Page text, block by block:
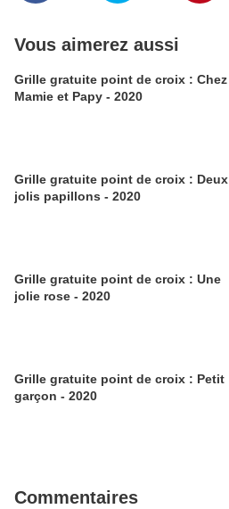
Vous aimerez aussi
Grille gratuite point de croix : Chez
Mamie et Papy - 2020
Grille gratuite point de croix : Deux
jolis papillons - 2020
Grille gratuite point de croix : Une
jolie rose - 2020
Grille gratuite point de croix : Petit
garçon - 2020
Commentaires